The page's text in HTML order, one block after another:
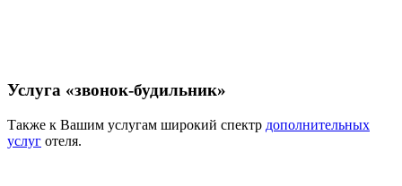
Услуга «звонок-будильник»
Также к Вашим услугам широкий спектр дополнительных
услуг отеля.